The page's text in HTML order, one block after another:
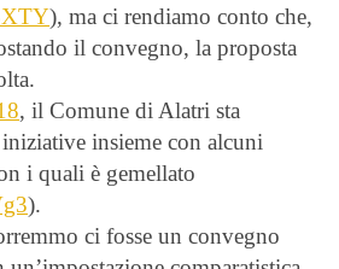
), ma ci rendiamo conto che,
il convegno, la proposta
, il Comune di Alatri sta
insieme con alcuni
i quali è gemellato
).
ci fosse un convegno